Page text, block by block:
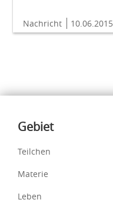
Nachricht 10.06.2015
Inhalte
Gebiet
Teilchen
Materie
Leben